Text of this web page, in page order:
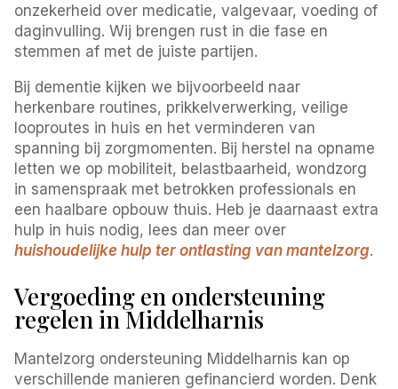
onzekerheid over medicatie, valgevaar, voeding of
daginvulling. Wij brengen rust in die fase en
stemmen af met de juiste partijen.
Bij dementie kijken we bijvoorbeeld naar
herkenbare routines, prikkelverwerking, veilige
looproutes in huis en het verminderen van
spanning bij zorgmomenten. Bij herstel na opname
letten we op mobiliteit, belastbaarheid, wondzorg
in samenspraak met betrokken professionals en
een haalbare opbouw thuis. Heb je daarnaast extra
hulp in huis nodig, lees dan meer over
huishoudelijke hulp ter ontlasting van mantelzorg.
Vergoeding en ondersteuning
regelen in Middelharnis
Mantelzorg ondersteuning Middelharnis kan op
verschillende manieren gefinancierd worden. Denk